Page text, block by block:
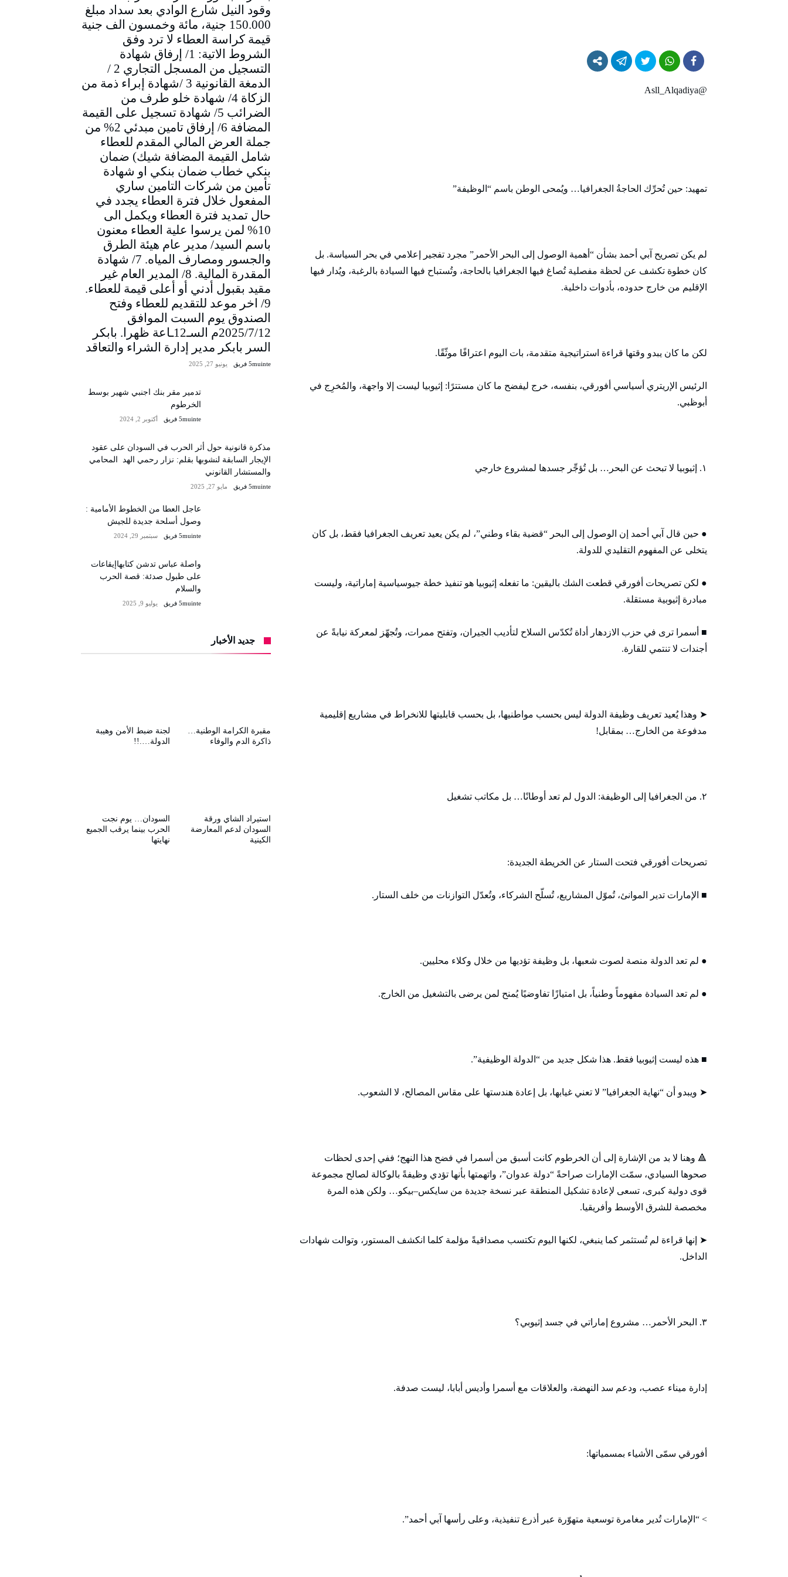
@Asll_Alqadiya
تمهيد: حين تُحرِّك الحاجةُ الجغرافيا… ويُمحى الوطن باسم “الوظيفة”
لم يكن تصريح آبي أحمد بشأن “أهمية الوصول إلى البحر الأحمر” مجرد تفجير إعلامي في بحر السياسة. بل
كان خطوة تكشف عن لحظة مفصلية تُصاغ فيها الجغرافيا بالحاجة، وتُستباح فيها السيادة بالرغبة، ويُدار فيها
الإقليم من خارج حدوده، بأدوات داخلية.
لكن ما كان يبدو وقتها قراءة استراتيجية متقدمة، بات اليوم اعترافًا موثّقًا.
الرئيس الإريتري أسياسي أفورقي، بنفسه، خرج ليفضح ما كان مستترًا: إثيوبيا ليست إلا واجهة، والمُخرِج في
أبوظبي.
١. إثيوبيا لا تبحث عن البحر… بل تُؤجِّر جسدها لمشروع خارجي
● حين قال آبي أحمد إن الوصول إلى البحر “قضية بقاء وطني”، لم يكن يعيد تعريف الجغرافيا فقط، بل كان
يتخلى عن المفهوم التقليدي للدولة.
● لكن تصريحات أفورقي قطعت الشك باليقين: ما تفعله إثيوبيا هو تنفيذ خطة جيوسياسية إماراتية، وليست
مبادرة إثيوبية مستقلة.
■ أسمرا ترى في حزب الازدهار أداة تُكدّس السلاح لتأديب الجيران، وتفتح ممرات، وتُجهّز لمعركة نيابةً عن
أجندات لا تنتمي للقارة.
➤ وهذا يُعيد تعريف وظيفة الدولة ليس بحسب مواطنيها، بل بحسب قابليتها للانخراط في مشاريع إقليمية
مدفوعة من الخارج… بمقابل!
٢. من الجغرافيا إلى الوظيفة: الدول لم تعد أوطانًا… بل مكاتب تشغيل
تصريحات أفورقي فتحت الستار عن الخريطة الجديدة:
■ الإمارات تدير الموانئ، تُموّل المشاريع، تُسلّح الشركاء، وتُعدّل التوازنات من خلف الستار.
● لم تعد الدولة منصة لصوت شعبها، بل وظيفة تؤديها من خلال وكلاء محليين.
● لم تعد السيادة مفهوماً وطنياً، بل امتيازًا تفاوضيًا يُمنح لمن يرضى بالتشغيل من الخارج.
■ هذه ليست إثيوبيا فقط. هذا شكل جديد من “الدولة الوظيفية”.
➤ ويبدو أن “نهاية الجغرافيا” لا تعني غيابها، بل إعادة هندستها على مقاس المصالح، لا الشعوب.
🔺 وهنا لا بد من الإشارة إلى أن الخرطوم كانت أسبق من أسمرا في فضح هذا النهج؛ ففي إحدى لحظات
صحوها السيادي، سمّت الإمارات صراحةً “دولة عدوان”، واتهمتها بأنها تؤدي وظيفةً بالوكالة لصالح مجموعة
قوى دولية كبرى، تسعى لإعادة تشكيل المنطقة عبر نسخة جديدة من سايكس–بيكو… ولكن هذه المرة
مخصصة للشرق الأوسط وأفريقيا.
➤ إنها قراءة لم تُستثمر كما ينبغي، لكنها اليوم تكتسب مصداقيةً مؤلمة كلما انكشف المستور، وتوالت شهادات
الداخل.
٣. البحر الأحمر… مشروع إماراتي في جسد إثيوبي؟
إدارة ميناء عصب، ودعم سد النهضة، والعلاقات مع أسمرا وأديس أبابا، ليست صدفة.
أفورقي سمّى الأشياء بمسمياتها:
> “الإمارات تُدير مغامرة توسعية متهوّرة عبر أذرع تنفيذية، وعلى رأسها آبي أحمد”.
وقود النيل شارع الوادي بعد سداد مبلغ
150.000 جنية، مائة وخمسون الف جنية
قيمة كراسة العطاء لا ترد وفق
الشروط الاتية: 1/ إرفاق شهادة
التسجيل من المسجل التجاري 2 /
الدمغة القانونية 3 /شهادة إبراء ذمة من
الزكاة 4/ شهادة خلو طرف من
الضرائب 5/ شهادة تسجيل على القيمة
المضافة 6/ إرفاق تامين مبدئي 2% من
جملة العرض المالي المقدم للعطاء
شامل القيمة المضافة شيك) ضمان
بنكي خطاب ضمان بنكي او شهادة
تأمين من شركات التامين ساري
المفعول خلال فترة العطاء يجدد في
حال تمديد فترة العطاء ويكمل الى
10% لمن يرسوا علية العطاء معنون
باسم السيد/ مدير عام هيئة الطرق
والجسور ومصارف المياه. 7/ شهادة
المقدرة المالية. 8/ المدير العام غير
مقيد بقبول أدني أو أعلى قيمة للعطاء.
9/ اخر موعد للتقديم للعطاء وفتح
الصندوق يوم السبت الموافق
2025/7/12م السـ12ـاعة ظهرا. بابكر
السر بابكر مدير إدارة الشراء والتعاقد
5muinte فريق يونيو 27, 2025
تدمير مقر بنك اجنبي شهير بوسط
الخرطوم
5muinte فريق أكتوبر 2, 2024
مذكرة قانونية حول أثر الحرب في السودان على عقود
الإيجار السابقة لنشوبها بقلم: نزار رحمي الهد المحامي
والمستشار القانوني
5muinte فريق مايو 27, 2025
عاجل العطا من الخطوط الأمامية :
وصول أسلحة جديدة للجيش
5muinte فريق سبتمبر 29, 2024
واصلة عباس تدشن كتابهاإيقاعات
على طبول صدئة: قصة الحرب
والسلام
5muinte فريق يوليو 9, 2025
جديد الأخبار
لجنة ضبط الأمن وهيبة
الدولة….!!
مقبرة الكرامة الوطنية…
ذاكرة الدم والوفاء
السودان… يوم نجت
الحرب بينما يرقب الجميع
نهايتها
استيراد الشاي ورقة
السودان لدعم المعارضة
الكينية